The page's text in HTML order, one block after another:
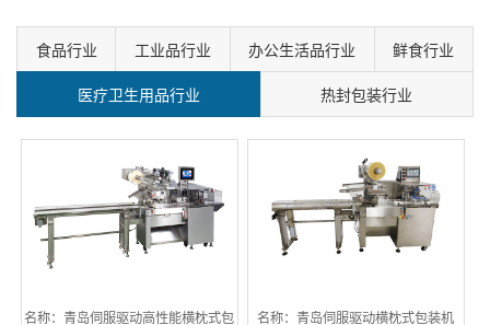
食品行业 工业品行业 办公生活品行业 鲜食行业
医疗卫生用品行业 热封包装行业
名称：青岛伺服驱动高性能横枕式包 名称：青岛伺服驱动横枕式包装机